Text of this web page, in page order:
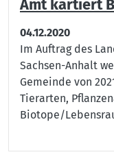
Amt kartiert
04.12.2020
Im Auftrag des
Sachsen-Anhalt
Gemeinde von
Tierarten,
Biotope/